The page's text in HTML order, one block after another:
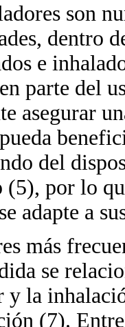
son
dentro
e
parte del
asegurar
del
por lo
adapte a
más
se
y la
(7).